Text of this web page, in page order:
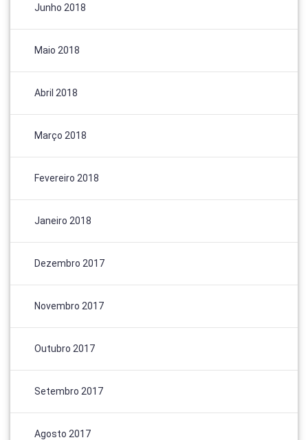
Junho 2018
Maio 2018
Abril 2018
Março 2018
Fevereiro 2018
Janeiro 2018
Dezembro 2017
Novembro 2017
Outubro 2017
Setembro 2017
Agosto 2017